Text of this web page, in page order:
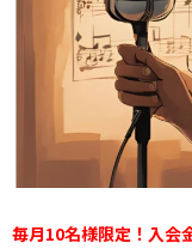
毎月10名様限定！入会